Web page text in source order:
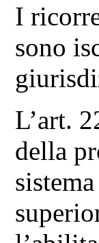
I
sono
L’art.
della